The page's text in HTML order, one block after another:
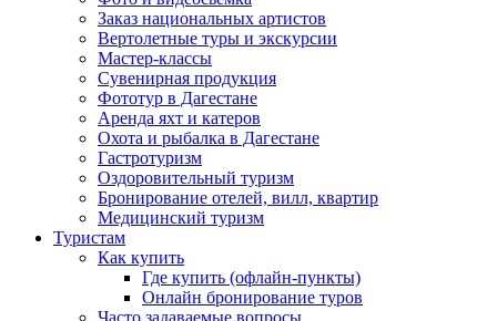
Заказ национальных артистов
Вертолетные туры и экскурсии
Мастер-классы
Сувенирная продукция
Фототур в Дагестане
Аренда яхт и катеров
Охота и рыбалка в Дагестане
Гастротуризм
Оздоровительный туризм
Бронирование отелей, вилл, квартир
Медицинский туризм
Туристам
Как купить
Где купить (офлайн-пункты)
Онлайн бронирование туров
Часто задаваемые вопросы